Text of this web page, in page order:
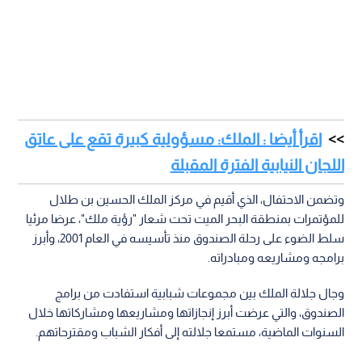
اقرأ أيضا : الملك: مسؤولية كبيرة تقع على عاتق
اللجان النيابية الفترة المقبلة
وتضمن الاحتفال، الذي أقيم في مركز الملك الحسين بن طلال
للمؤتمرات بمنطقة البحر الميت تحت شعار "رؤية ملك"، عرضا مرئيا
سلط الضوء على رحلة الصندوق منذ تأسيسه في العام 2001، وأبرز
برامجه ومشاريعه ومبادراته.
وجال جلالة الملك بين مجموعات شبابية استفادت من برامج
الصندوق، والتي عرضت أبرز إنجازاتها ومشاريعها ومشاركاتها خلال
السنوات الماضية، مستمعا جلالته إلى أفكار الشباب ومقترحاتهم.